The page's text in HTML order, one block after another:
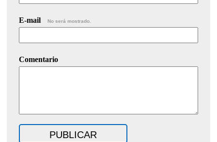
E-mail No será mostrado.
Comentario